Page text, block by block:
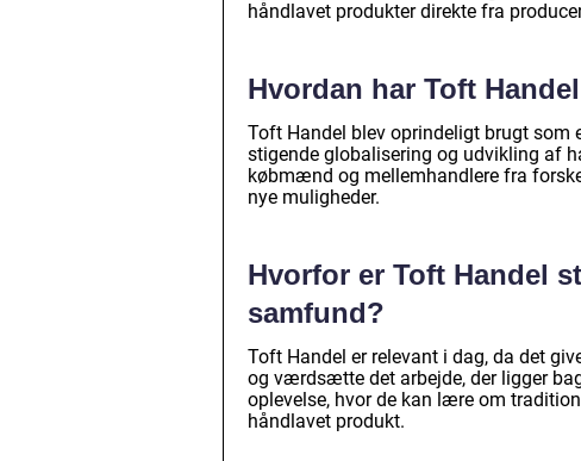
håndlavet produkter direkte fra
Hvordan har Toft
Toft Handel blev oprindeligt brugt
stigende globalisering og udvikling af
købmænd og mellemhandlere fra
nye muligheder.
Hvorfor er Toft Handel
samfund?
Toft Handel er relevant i dag, da det
og værdsætte det arbejde, der ligger
oplevelse, hvor de kan lære om
håndlavet produkt.